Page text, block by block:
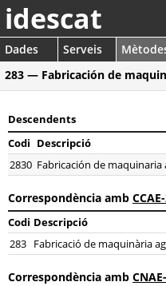
idescat
Dades Serveis
283 — Fabricación de
Descendents
Codi Descripció
2830 Fabricación de maquinaria
Correspondència amb
Codi Descripció
283 Fabricació de maquinària
Correspondència amb